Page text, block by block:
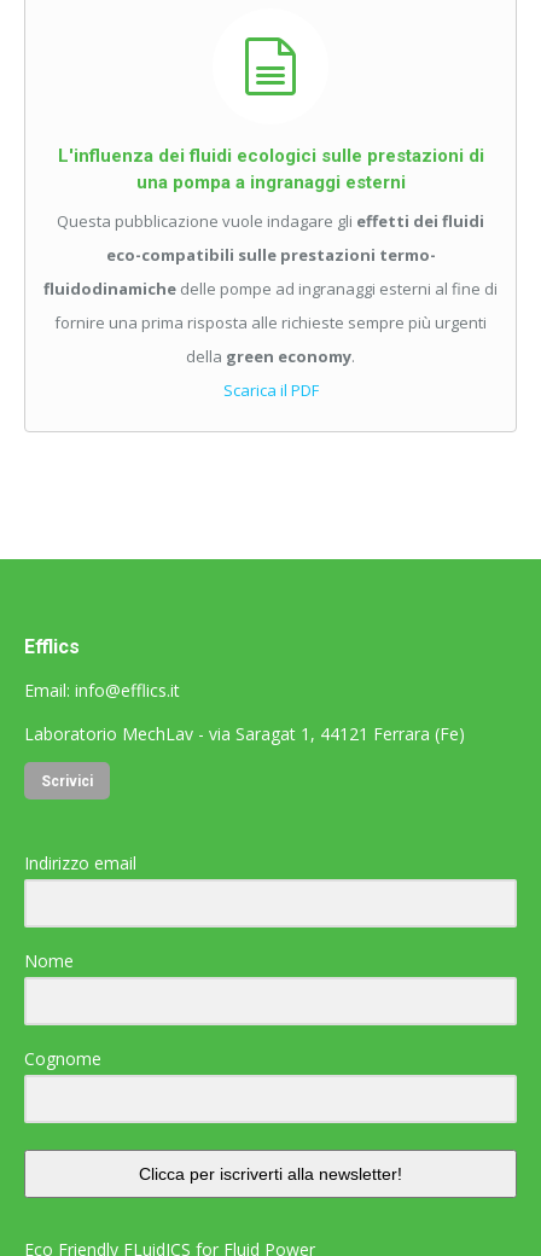
L'influenza dei fluidi ecologici sulle prestazioni di
una pompa a ingranaggi esterni
Questa pubblicazione vuole indagare gli effetti dei fluidi
eco-compatibili sulle prestazioni termo-
fluidodinamiche delle pompe ad ingranaggi esterni al fine di
fornire una prima risposta alle richieste sempre più urgenti
della green economy.
Scarica il PDF
Efflics
Email: info@efflics.it
Laboratorio MechLav - via Saragat 1, 44121 Ferrara (Fe)
Scrivici
Indirizzo email
Nome
Cognome
Clicca per iscriverti alla newsletter!
Eco Friendly FLuidICS for Fluid Power